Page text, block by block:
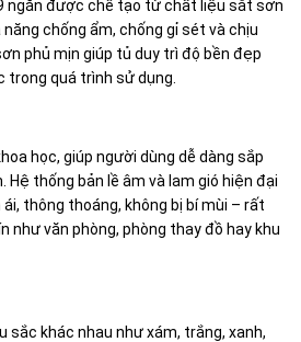
ngăn được chế tạo từ chất liệu sắt sơn
chống ẩm, chống gỉ sét và chịu
phủ mịn giúp tủ duy trì độ bền đẹp
trong quá trình sử dụng.
học, giúp người dùng dễ dàng sắp
Hệ thống bản lề âm và lam gió hiện đại
thông thoáng, không bị bí mùi – rất
như văn phòng, phòng thay đồ hay khu
sắc khác nhau như xám, trắng, xanh,